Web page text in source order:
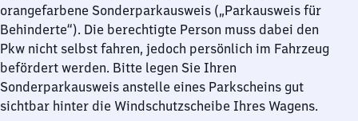
orangefarbene Sonderparkausweis („Parkausweis für
Behinderte“). Die berechtigte Person muss dabei den
Pkw nicht selbst fahren, jedoch persönlich im Fahrzeug
befördert werden. Bitte legen Sie Ihren
Sonderparkausweis anstelle eines Parkscheins gut
sichtbar hinter die Windschutzscheibe Ihres Wagens.